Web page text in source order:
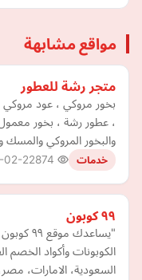
مواقع مشابهة
متجر رشة للعطور
بخور مروكي ، عود
، عطور رشة ، بخور معمول
والبخور المروكي والمسك
خدمات 02-22
٩٩ كوبون
الكوبونات وأكواد الخصم
السعودية، الامارات،